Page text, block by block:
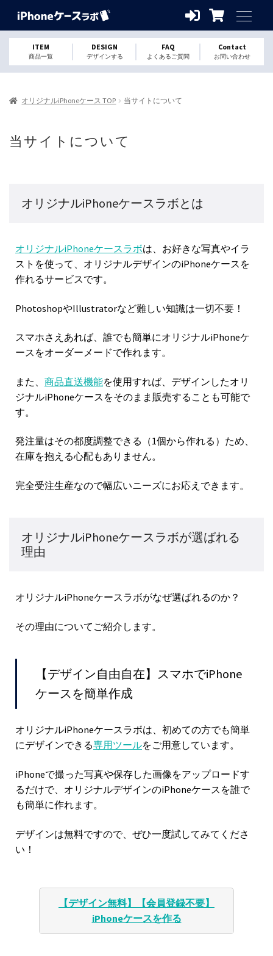
ITEM
商品一覧
DESIGN
デザインする
FAQ
よくあるご質問
Contact
お問い合わせ
オリジナルiPhoneケース TOP 当サイトについて
当サイトについて
オリジナルiPhoneケースラボとは
オリジナルiPhoneケースラボは、お好きな写真やイラ
ストを使って、オリジナルデザインのiPhoneケースを
作れるサービスです。
PhotoshopやIllustratorなど難しい知識は一切不要！
スマホさえあれば、誰でも簡単にオリジナルiPhoneケ
ースをオーダーメードで作れます。
また、 商品直送機能を使用すれば、デザインしたオリ
ジナルiPhoneケースをそのまま販売することも可能で
す。
発注量はその都度調整できる（1個から作れる）ため、
在庫を抱える心配もありません。
完全受注生産なので幅広いニーズにお応えできます。
オリジナルiPhoneケースラボが選ばれる
理由
オリジナルiPhoneケースラボがなぜ選ばれるのか？
その理由についてご紹介します。
【デザイン自由自在】スマホでiPhone
ケースを簡単作成
オリジナルiPhoneケースラボは、初めての方でも簡単
にデザインできる専用ツールをご用意しています。
iPhoneで撮った写真や保存した画像をアップロードす
るだけで、オリジナルデザインのiPhoneケースを誰で
も簡単に作れます。
デザインは無料ですので、ぜひ一度試してみてくださ
い！
【デザイン無料】【会員登録不要】
iPhoneケースを作る